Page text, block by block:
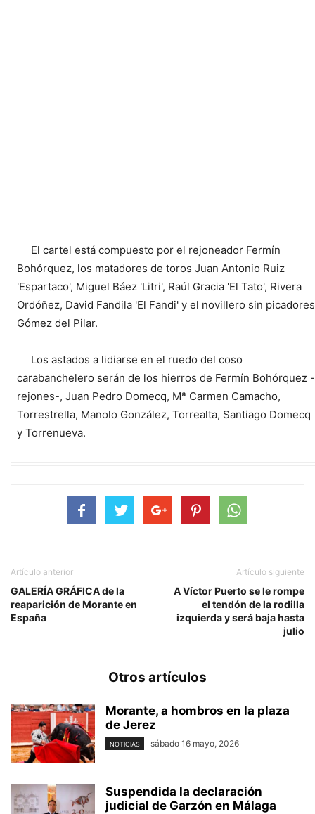
El cartel está compuesto por el rejoneador Fermín
Bohórquez, los matadores de toros Juan Antonio Ruiz
'Espartaco', Miguel Báez 'Litri', Raúl Gracia 'El Tato', Rivera
Ordóñez, David Fandila 'El Fandi' y el novillero sin picadores
Gómez del Pilar.
Los astados a lidiarse en el ruedo del coso
carabanchelero serán de los hierros de Fermín Bohórquez -
rejones-, Juan Pedro Domecq, Mª Carmen Camacho,
Torrestrella, Manolo González, Torrealta, Santiago Domecq
y Torrenueva.
Artículo anterior
GALERÍA GRÁFICA de la
reaparición de Morante en
España
Artículo siguiente
A Víctor Puerto se le rompe
el tendón de la rodilla
izquierda y será baja hasta
julio
Otros artículos
Morante, a hombros en la plaza
de Jerez
NOTICIAS sábado 16 mayo, 2026
Suspendida la declaración
judicial de Garzón en Málaga